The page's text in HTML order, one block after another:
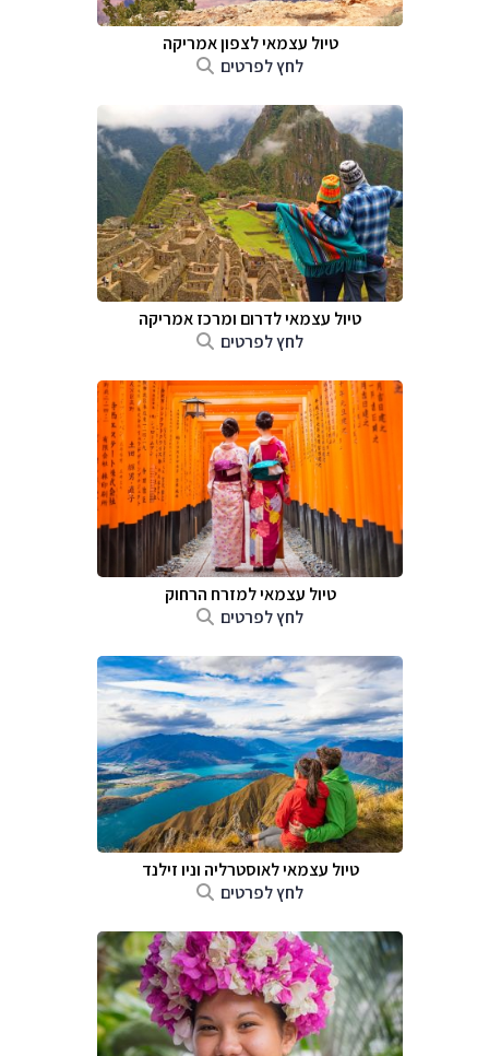
טיול עצמאי לצפון אמריקה
לחץ לפרטים
טיול עצמאי לדרום ומרכז אמריקה
לחץ לפרטים
טיול עצמאי למזרח הרחוק
לחץ לפרטים
טיול עצמאי לאוסטרליה וניו זילנד
לחץ לפרטים